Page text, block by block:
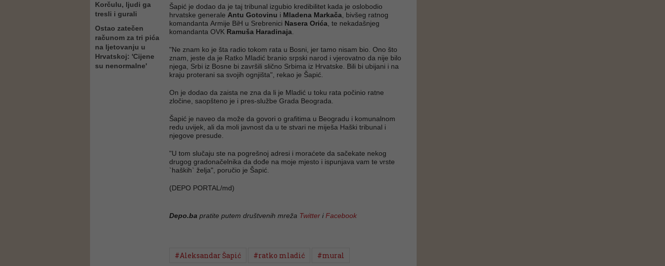
Korčulu, ljudi ga
tresli i gurali
Ostao zatečen
računom za tri pića
na ljetovanju u
Hrvatskoj: 'Cijene
su nenormalne'
Šapić je dodao da je taj tribunal izgubio kredibilitet kada je oslobodio
hrvatske generale Antu Gotovinu i Mladena Markača , bivšeg ratnog
komandanta Armije BiH u Srebrenici Nasera Orića , te nekadašnjeg
komandanta OVK Ramuša Haradinaja
"Ne znam ko je šta radio tokom rata u Bosni, jer tamo nisam bio. Ono što
znam, jeste da je Ratko Mladić branio srpski narod i vjerovatno da nije bilo
njega, Srbi iz Bosne bi završili slično Srbima iz Hrvatske. Bili bi ubijani i na
kraju proterani sa svojih ognjišta", rekao je Šapić.
On je dodao da zaista ne zna da li je Mladić u toku rata počinio ratne
zločine, saopšteno je i pres-službe Grada Beograda.
Šapić je naveo da može da govori o grafitima u Beogradu i komunalnom
redu uvijek, ali da moli javnost da u te stvari ne miješa Haški tribunal i
njegove presude.
"U tom slučaju ste na pogrešnoj adresi i moraćete da sačekate nekog
drugog gradonačelnika da dođe na moje mjesto i ispunjava vam te vrste
`haških` želja", poručio je Šapić.
(DEPO PORTAL/md)
Depo.ba pratite putem društvenih mreža Twitter iFacebook
#Aleksandar Šapić #ratko mladić #mural